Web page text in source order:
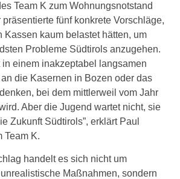
Team K zum Wohnungsnotstand
präsentierte fünf konkrete Vorschläge,
Kassen kaum belastet hätten, um
Probleme Südtirols anzugehen.
einem inakzeptabel langsamen
die Kasernen in Bozen oder das
bei dem mittlerweil vom Jahr
Aber die Jugend wartet nicht, sie
Zukunft Südtirols”, erklärt Paul
Team K.
handelt es sich nicht um
Maßnahmen, sondern